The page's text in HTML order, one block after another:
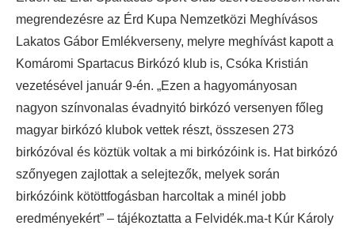
megrendezésre az Érd Kupa Nemzetközi Meghívásos
Lakatos Gábor Emlékverseny, melyre meghívást kapott a
Komáromi Spartacus Birkózó klub is, Csóka Kristián
vezetésével január 9-én. „Ezen a hagyományosan
nagyon színvonalas évadnyitó birkózó versenyen főleg
magyar birkózó klubok vettek részt, összesen 273
birkózóval és köztük voltak a mi birkózóink is. Hat birkózó
szőnyegen zajlottak a selejtezők, melyek során
birkózóink kötöttfogásban harcoltak a minél jobb
eredményekért” – tájékoztatta a Felvidék.ma-t Kúr Károly